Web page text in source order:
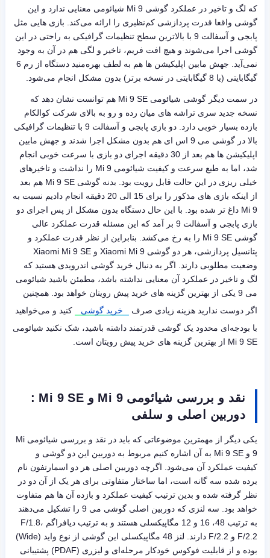
که لگ و تاخیر در عملکرد گوشی Mi 9 شیائومی معنایی ندارد و این
گوشی واقعا قدرت پردازشی کم‌نظیری را ارائه می‌کند. بازی هایی مثل
پابجی و آسفالت 9 با بالاترین سطح تنظیمات گرافیکی به راحتی در این
گوشی اجرا می‌شوند و هیچ افت فریم، تاخیر و لگی هم در آن به وجود
نمی‌آید. جهش مابین اپلیکیشن ها هم به لطف بهره‌منید دستگاه از رم 6
گیگابایتی (یا 8 گیگابایتی در نسخه برتر) بدون مشکل انجام می‌شود.
در سمت دیگر گوشی شیائومی Mi 9 SE هم توانست نشان دهد که
نسخه جدید سری تراشه های میان رده و رو به بالای شرکت کوالکام
بازده بسیار خوبی دارد. دو بازی پابجی و آسفالت 9 با تنظیمات گرافیکی
بالا در گوشی می 9 اس ای هم بدون مشکل اجرا شدند و جهش مابین
اپلیکیشن ها هم بعد از 30 دقیقه اجرای دو بازی با سرعت خوبی انجام
شد، اما به طبع سرعت و کیفیت شیائومی Mi 9 را نداشت و تاخیرهای
خیلی ریزی در این حالت قابل رویت بود. بدنه گوشی Mi 9 SE هم بعد
از اینکه بازی های مذکور را برای 15 الی 20 دقیقه انجام دادیم نسبت به
Mi 9 داغ تر شده بود. با این حال دستگاه بدون مشکل از پس اجرای دو
بازی پابجی و آسفالت 9 بر آمد که این مسئله قدرت عملکرد عالی
گوشی Mi 9 SE را به رخ می‌کشد. بنابراین از نظر قدرت عملکرد و
پتانسیل پردازشی، هر دو گوشی Xiaomi Mi 9 و Xiaomi Mi 9 SE
وضعیت مطلوبی دارند. اگر به دنبال خرید گوشی اندرویدی هستید که
لگ و تاخیر در عملکرد آن معنایی نداشته باشد، مطمئن باشید شیائومی
می 9 یکی از بهترین گزینه های خرید پیش رویتان خواهد بود. همچنین
اگر دوست ندارید هزینه زیادی صرف
خرید گوشی
کنید و می‌خواهید
با بودجه‌ای محدود یک گوشی قدرتمند داشته باشید، شک نکنید شیائومی
Mi 9 SE از بهترین گزینه های خرید پیش رویتان است.
نقد و بررسی شیائومی Mi 9 و Mi 9 SE :
دوربین اصلی و سلفی
یکی دیگر از مهمترین موضوعاتی که باید در نقد و بررسی شیائومی Mi
9 و Mi 9 SE به آن اشاره کنیم مربوط به دوربین این دو گوشی و
کیفیت عملکرد آن می‌شود. اگرچه دوربین اصلی هر دو اسمارتفون نام
برده شده سه گانه است، اما ساختار متفاوتی برای هر یک از آن دو در
نظر گرفته شده و بدین ترتیب کیفیت عملکرد و بازده آن ها هم متفاوت
خواهد بود. سه لنزی که دوربین اصلی گوشی می 9 را تشکیل می‌دهند
به ترتیب 48، 16 و 12 مگاپیکسلی هستند و به ترتیب دیافراگم F/1.8،
F/2.2 و F/2.2 دارند. لنز 48 مگاپیکسلی این گوشی از نوع واید (Wide)
بوده و از قابلیت فوکوس خودکار مرحله‌ای و لیزری (PDAF) پشتیبانی